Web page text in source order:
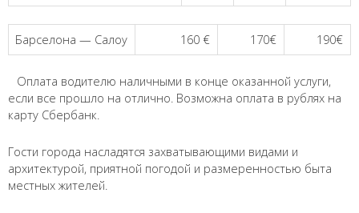
Барселона — Салоу 160 € 170€ 190€
⠀Оплата водителю наличными в конце оказанной услуги,
если все прошло на отлично. Возможна оплата в рублях на
карту Сбербанк.
Гости города насладятся захватывающими видами и
архитектурой, приятной погодой и размеренностью быта
местных жителей.